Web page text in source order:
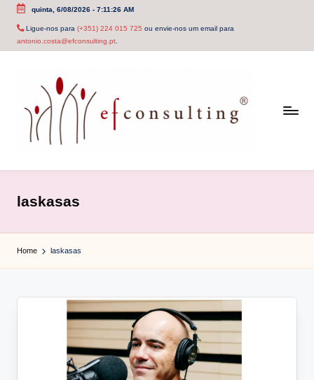
Skip
quinta, 6/08/2026- 7:11:26 AM
Ligue-nos para (+351) 224 015 725 ou envie-nos um email para
antonio.costa@efconsulting.pt.
c
o
n
u
laskasas
Home laskasas